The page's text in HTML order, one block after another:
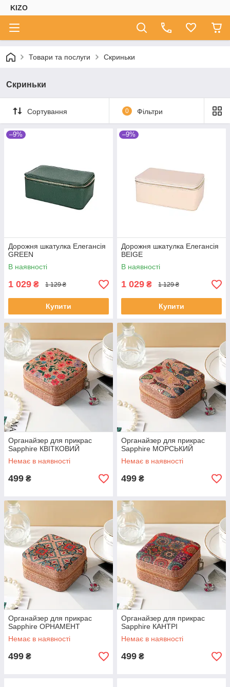
KIZO
Товари та послуги Скриньки
Скриньки
Сортування 0 Фільтри
–9%
Дорожня шкатулка Елегансія
GREEN
В наявності
1 029 ₴ 1 129 ₴
Купити
–9%
Дорожня шкатулка Елегансія
BEIGE
В наявності
1 029 ₴ 1 129 ₴
Купити
Органайзер для прикрас
Sapphire КВІТКОВИЙ
Немає в наявності
499 ₴
Органайзер для прикрас
Sapphire МОРСЬКИЙ
Немає в наявності
499 ₴
Органайзер для прикрас
Sapphire ОРНАМЕНТ
Немає в наявності
499 ₴
Органайзер для прикрас
Sapphire КАНТРІ
Немає в наявності
499 ₴